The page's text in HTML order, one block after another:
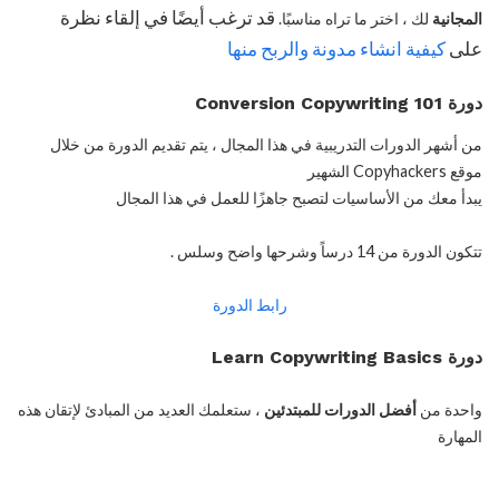
المجانية لك ، اختر ما تراه مناسبًا. قد ترغب أيضًا في إلقاء نظرة
علىكيفية انشاء مدونة والربح منها
دورة Conversion Copywriting 101
من أشهر الدورات التدريبية في هذا المجال ، يتم تقديم الدورة من خلال
موقع Copyhackers الشهير
يبدأ معك من الأساسيات لتصبح جاهزًا للعمل في هذا المجال
تتكون الدورة من 14 درساً وشرحها واضح وسلس .
رابط الدورة
دورة Learn Copywriting Basics
واحدة من أفضل الدورات للمبتدئين ، ستعلمك العديد من المبادئ لإتقان هذه
المهارة